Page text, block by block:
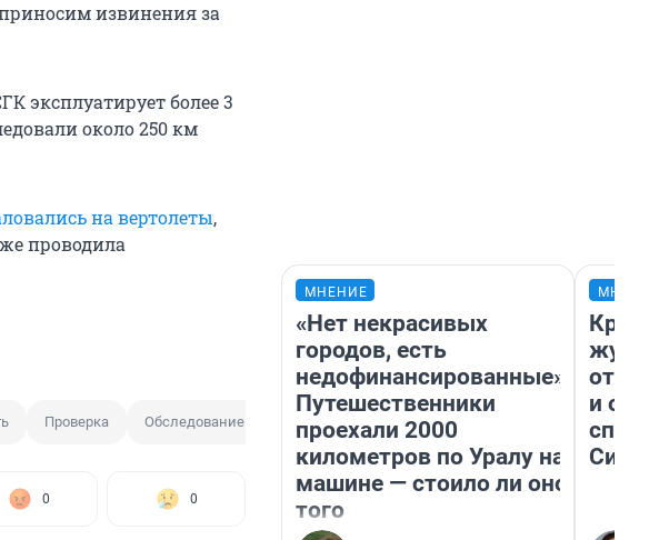
извинения за
эксплуатирует более 3
около 250 км
на вертолеты,
проводила
Проверка Обследование
0 0
МНЕНИЕ
«Нет некрасивых
городов, есть
недофинансированные».
Путешественники
проехали 2000
километров по Уралу на
машине — стоило ли оно
того
и